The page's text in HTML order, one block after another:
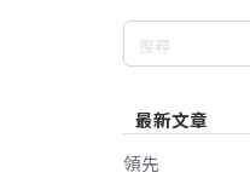
最新文章
領先